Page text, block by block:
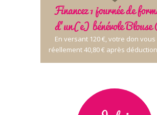
Financez 1 journée de
d’un(e) bénévole Blouse
En versant 120 €, votre don
réellement 40,80 € après